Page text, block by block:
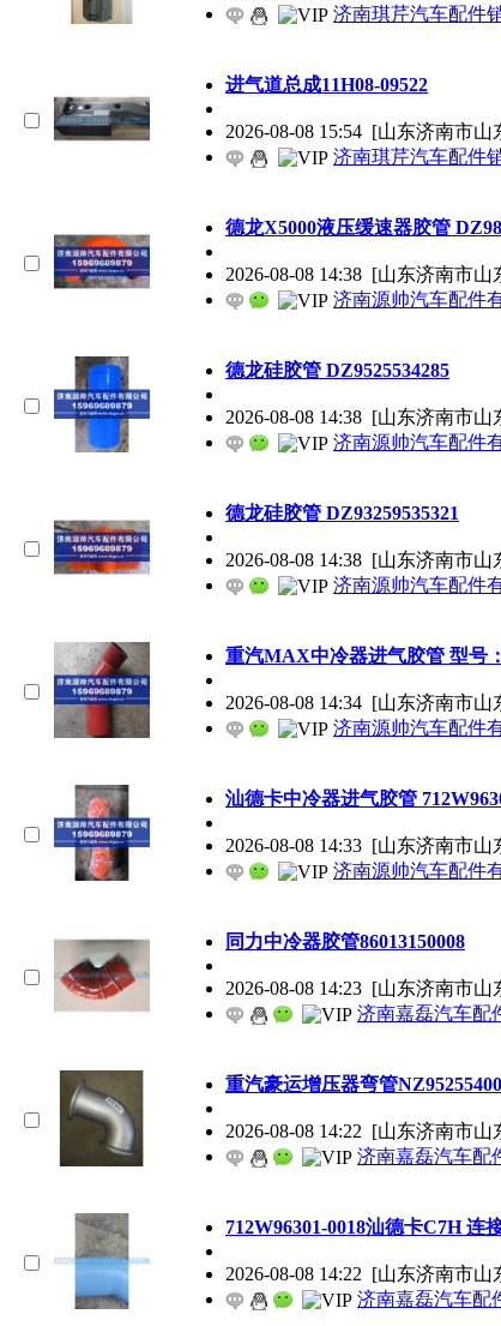
济南琪芹汽车配件
进气道总成11H08-09522
2026-08-08 15:54 [山东济南市山
济南琪芹汽车配件
德龙X5000液压缓速器胶管
2026-08-08 14:38 [山东济南市山
济南源帅汽车配件
德龙硅胶管 DZ9525534285
2026-08-08 14:38 [山东济南市山
济南源帅汽车配件
德龙硅胶管 DZ93259535321
2026-08-08 14:38 [山东济南市山
济南源帅汽车配件
重汽MAX中冷器进气胶管 型号
2026-08-08 14:34 [山东济南市山
济南源帅汽车配件
汕德卡中冷器进气胶管
2026-08-08 14:33 [山东济南市山
济南源帅汽车配件
同力中冷器胶管86013150008
2026-08-08 14:23 [山东济南市山
济南嘉磊汽车配
重汽豪运增压器弯管
2026-08-08 14:22 [山东济南市山
济南嘉磊汽车配
712W96301-0018汕德卡C7H 连
2026-08-08 14:22 [山东济南市山
济南嘉磊汽车配